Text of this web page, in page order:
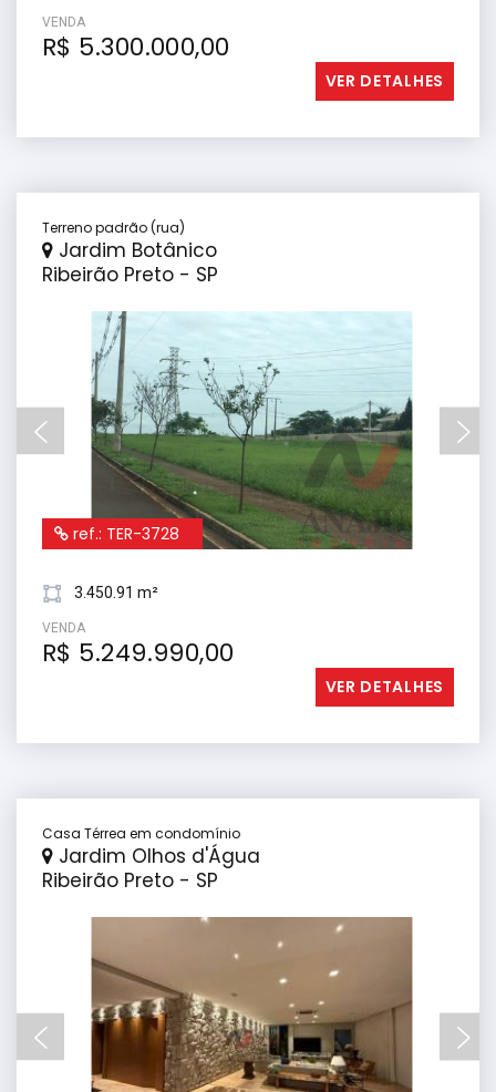
VENDA
R$ 5.300.000,00
VER DETALHES
Terreno padrão (rua)
Jardim Botânico
Ribeirão Preto - SP
ref.: TER-3728
3.450.91 m²
VENDA
R$ 5.249.990,00
VER DETALHES
Casa Térrea em condomínio
Jardim Olhos d'Água
Ribeirão Preto - SP